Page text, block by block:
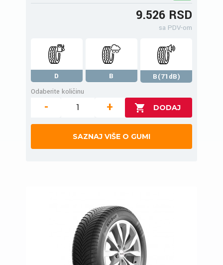
9.526 RSD
sa PDV-om
D B
B(71dB)
Odaberite količinu
- +
SAZNAJ VIŠE O GUMI